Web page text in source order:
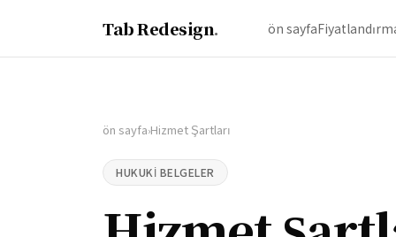
Tab Redesign. ön sayfa
ön sayfa›Hizmet Şartları
HUKUKI BELGELER